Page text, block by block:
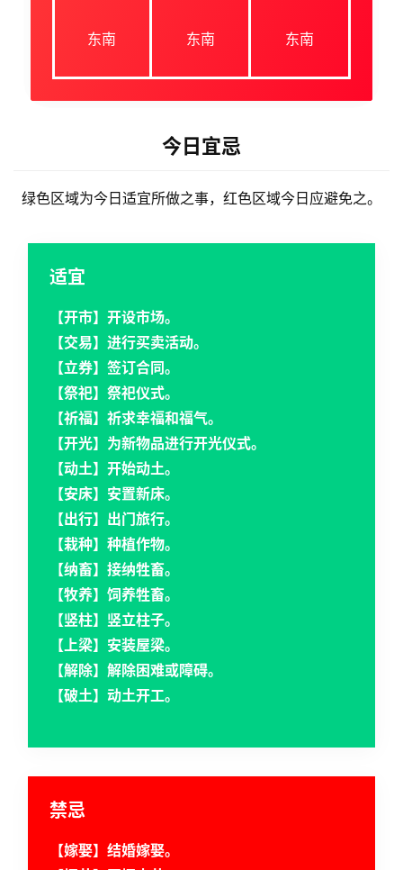
东南 东南 东南
今日宜忌
绿色区域为今日适宜所做之事，红色区域今日应避免之。
适宜
【开市】开设市场。
【交易】进行买卖活动。
【立券】签订合同。
【祭祀】祭祀仪式。
【祈福】祈求幸福和福气。
【开光】为新物品进行开光仪式。
【动土】开始动土。
【安床】安置新床。
【出行】出门旅行。
【栽种】种植作物。
【纳畜】接纳牲畜。
【牧养】饲养牲畜。
【竖柱】竖立柱子。
【上梁】安装屋梁。
【解除】解除困难或障碍。
【破土】动土开工。
禁忌
【嫁娶】结婚嫁娶。